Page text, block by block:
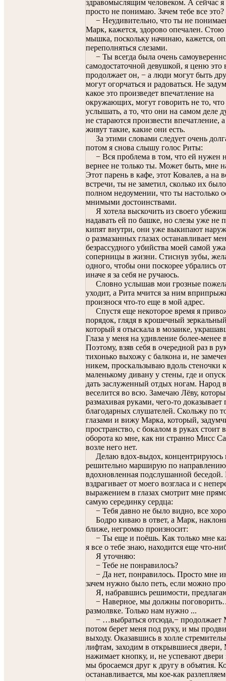
здравомыслящим человеком. А сейчас я
просто не понимаю. Зачем тебе все это?
− Неудивительно, что ты не
Марк, кажется, здорово опечален. Стою
мышка, поскольку начинаю, кажется,
переполняться слезами.
− Ты всегда была очень
самодостаточной девушкой, я ценю это
продолжает он, − а люди могут быть
могут огорчаться и радоваться. Не
какое это произведет впечатление на
окружающих, могут говорить не то, что
услышать, а то, что они на самом деле
не стараются произвести впечатление,
живут такие, какие они есть.
За этими словами следует очень
потом я снова слышу голос Риты:
− Вся проблема в том, что ей нужен
вернее не только ты. Может быть, мне
Этот парень в кафе, этот Ковалев, а на
встречи, ты не заметил, сколько их
полном недоумении, что ты настолько
мнимыми достоинствами.
Я хотела выскочить из своего
надавать ей по башке, но слезы уже не
кипят внутри, они уже выкипают
о размазанных глазах останавливает
безрассудного убийства моей самой
соперницы в жизни. Стиснув зубы,
одного, чтобы они поскорее убрались
иначе я за себя не ручаюсь.
Словно услышав мои грозные
уходит, а Рита мчится за ним
произнося что-то еще в мой адрес.
Спустя еще некоторое время я
порядок, глядя в крошечный
который я отыскала в мозаике,
Глаза у меня на удивление более-менее
Поэтому, взяв себя в очередной раз в
тихонько выхожу с балкона и, не
никем, проскальзываю вдоль стеночки к
маленькому дивану у стены, где и
дать заслуженный отдых ногам. Народ
веселится во всю. Замечаю Лёву,
размахивая руками, чего-то доказывает
благодарных слушателей. Скольжу по
глазами и вижу Марка, который,
пространство, с бокалом в руках стоит
оборота ко мне, как ни странно Мисс
возле него нет.
Делаю вдох-выдох, концентрируюсь
решительно марширую по
вдохновленная подслушанной
вздрагивает от моего возгласа и с
выражением в глазах смотрит мне
самую серединку сердца:
− Тебя давно не было видно, все
Бодро киваю в ответ, а Марк,
ближе, негромко произносит:
− Ты еще и поёшь. Как только мне
я все о тебе знаю, находится еще что-
Я уточняю:
− Тебе не понравилось?
− Да нет, понравилось. Просто мне
зачем нужно было петь, если можно
Я, набравшись решимости,
− Наверное, мы должны
размолвке. Только нам нужно ...
− …выбраться отсюда,− продолжает
потом берет меня под руку, и мы
выходу. Оказавшись в холле
лифтам, заходим в открывшиеся двери,
нажимает кнопку, и, не успевают двери
мы бросаемся друг к другу в объятия.
останавливается, мы кое-как